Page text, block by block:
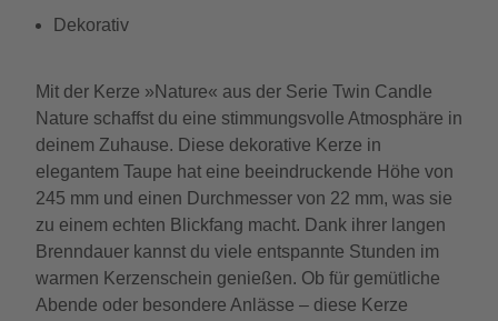
Dekorativ
Mit der Kerze »Nature« aus der Serie Twin Candle
Nature schaffst du eine stimmungsvolle Atmosphäre in
deinem Zuhause. Diese dekorative Kerze in
elegantem Taupe hat eine beeindruckende Höhe von
245 mm und einen Durchmesser von 22 mm, was sie
zu einem echten Blickfang macht. Dank ihrer langen
Brenndauer kannst du viele entspannte Stunden im
warmen Kerzenschein genießen. Ob für gemütliche
Abende oder besondere Anlässe – diese Kerze